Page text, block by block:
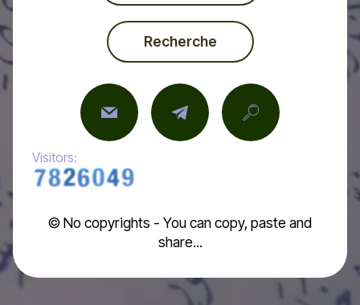
Recherche
Visitors:
© No copyrights - You can copy, paste and
share...